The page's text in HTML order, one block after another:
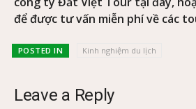
để được tư vấn miễn phí về các
POSTED IN Kinh nghiệm du lịch
Leave a Reply